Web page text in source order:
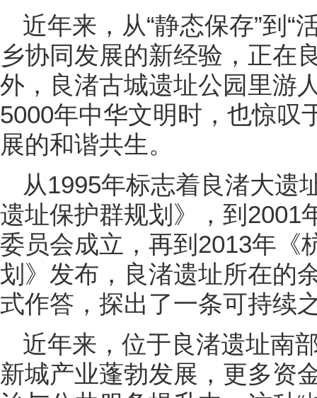
近年来，从“静态保存”到“
乡协同发展的新经验，正在
外，良渚古城遗址公园里游
5000年中华文明时，也惊叹
展的和谐共生。
从1995年标志着良渚大遗
遗址保护群规划》，到2001
委员会成立，再到2013年《
划》发布，良渚遗址所在的
式作答，探出了一条可持续
近年来，位于良渚遗址南
新城产业蓬勃发展，更多资